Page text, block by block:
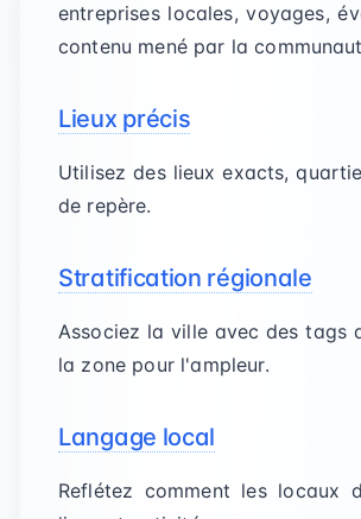
entreprises locales, voyages,
contenu mené par la
Lieux précis
Utilisez des lieux exacts,
de repère.
Stratification régionale
Associez la ville avec des tags
la zone pour l'ampleur.
Langage local
Reflétez comment les locaux